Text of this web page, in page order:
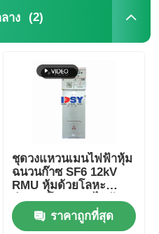
าซ GIS
ข็ง
าง (2)
ชุดวงแหวนเมนไฟฟ้าหุ้ม
ฉนวนก๊าซ SF6 12kV
RMU หุ้มด้วยโลหะ
สำหรับโครงข่ายไฟฟ้า
ในเมือง ราคาถูกที่สุด